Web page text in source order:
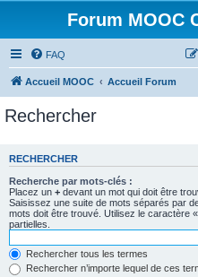
Forum MOOC
FAQ
Accueil MOOC Accueil Forum
Rechercher
RECHERCHER
Recherche par mots-clés :
Placez un + devant un mot qui doit être
Saisissez une suite de mots séparés par
mots doit être trouvé. Utilisez le caractère
partielles.
Rechercher tous les termes
Rechercher n’importe lequel de ces